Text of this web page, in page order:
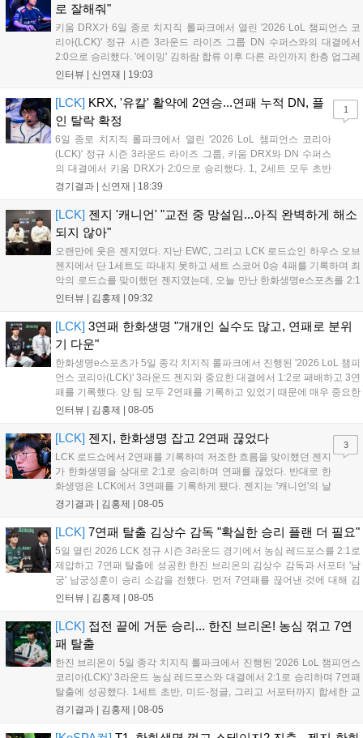
로 잘해줘"
키움 DRX가 6일 종로 치지직 롤파크에서 열린 '2026 LoL 챔피언스 코
리아(LCK)' 정규 시즌 3라운드 라이즈 그룹 DN 수퍼스와의 대결에서
2:0으로 승리했다. '에이밍' 김하람 합류 이후 다른 라인까지 한층 업그레
이드 된 경기력을 보여주며 기분 좋은 2연승을 달렸다. 경기 종료 후 기
인터뷰 | 신연재 | 19:03
[LCK] KRX, '유칼' 활약에 2연승...연패 누적 DN, 플
인 탈락 확정
6일 종로 치지직 롤파크에서 열린 '2026 LoL 챔피언스 코리아
(LCK)' 정규 시즌 3라운드 라이즈 그룹, 키움 DRX와 DN 수퍼스
의 대결에서 키움 DRX가 2:0으로 승리했다. 1, 2세트 모두 초반
부터 앞서나갔고, 별다른 위기 없이 승리를 꿰찼다. DN 수퍼스는
의 출발이 매우 좋...
경기결과 | 신연재 | 18:39
1
[LCK] 젠지 '캐니언' "교전 중 망설임...아직 완벽하게 해소
되지 않아"
오랜만에 웃은 젠지였다. 지난 EWC, 그리고 LCK 로드쇼인 하우스 오브
젠지에서 단 1세트도 따내지 못하고 세트 스코어 0승 4패를 기록하며 최
악의 로드쇼를 맞이했던 젠지였는데, 오늘 만난 한화생명e스포츠를 2:1
로 잡고 오랜만에 승리의 달콤함을 맛봤다. 연패 탈출 소감에 대해 유상
위...
인터뷰 | 김홍제 | 09:32
[LCK] 3연패 한화생명 "개개인 실수도 많고, 연패로 분위
기 다운"
한화생명e스포츠가 5일 종각 치지직 롤파크에서 진행된 '2026 LoL 챔피
언스 코리아(LCK)' 3라운드 젠지와 중요한 대결에서 1:2로 패배하고 3연
패를 기록했다. 양 팀 모두 2연패를 기록하고 있었기 때문에 매우 중요한
경기였는데, 연패를 탈출하고 웃은 팀은 젠지였다. 한화생명e스포츠 윤
인터뷰 | 김홍제 | 08-05
[LCK] 젠지, 한화생명 잡고 2연패 끊었다
LCK 로드쇼에서 2연패를 기록하며 저조한 흐름을 맞이했던 젠지
가 한화생명을 상대로 2:1로 승리하며 연패를 끊었다. 반대로 한
화생명은 LCK에서 3연패를 기록하게 됐다. 젠지는 '캐니언'의 날
카로운 갱킹으로 '제우스'의 럼블을 상대로 점멸까지 빼내고 킬을
따냈고, 바텀 원딜끼리 1:1 교전...
경기결과 | 김홍제 | 08-05
3
[LCK] 7연패 탈출 김상수 감독 "확실한 승리 플랜 더 필요"
5일 열린 2026 LCK 정규 시즌 3라운드 경기에서 농심 레드포스를 2:1로
제압하고 7연패 탈출에 성공한 한진 브리온의 김상수 감독과 서포터 '남
궁' 남궁성훈이 승리 소감을 전했다. 먼저 7연패를 끊어낸 것에 대해 김
상수 감독은 "이겨서 정말 기쁘고 잘해준 선수들에게 고맙다"고 전했고,
인터뷰 | 김홍제 | 08-05
[LCK] 접전 끝에 거둔 승리... 한진 브리온! 농심 꺾고 7연
패 탈출
한진 브리온이 5일 종각 치지직 롤파크에서 진행된 '2026 LoL 챔피언스
코리아(LCK)' 3라운드 농심 레드포스와 대결에서 2:1로 승리하며 7연패
탈출에 성공했다. 1세트 초반, 미드-정글, 그리고 서포터까지 합세한 교
전에서 서로 2킬씩 교환한 뒤 서로 팽팽한 상황이 이어졌다. 그리고 20
경기결과 | 김홍제 | 08-05